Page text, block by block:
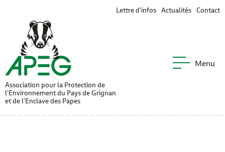
Lettre d’infos Actualités Contact
APEG
Association pour la Protection de
l’Environnement du Pays de Grignan
et de l’Enclave des Papes
Menu
L’association
L’APEG en actions